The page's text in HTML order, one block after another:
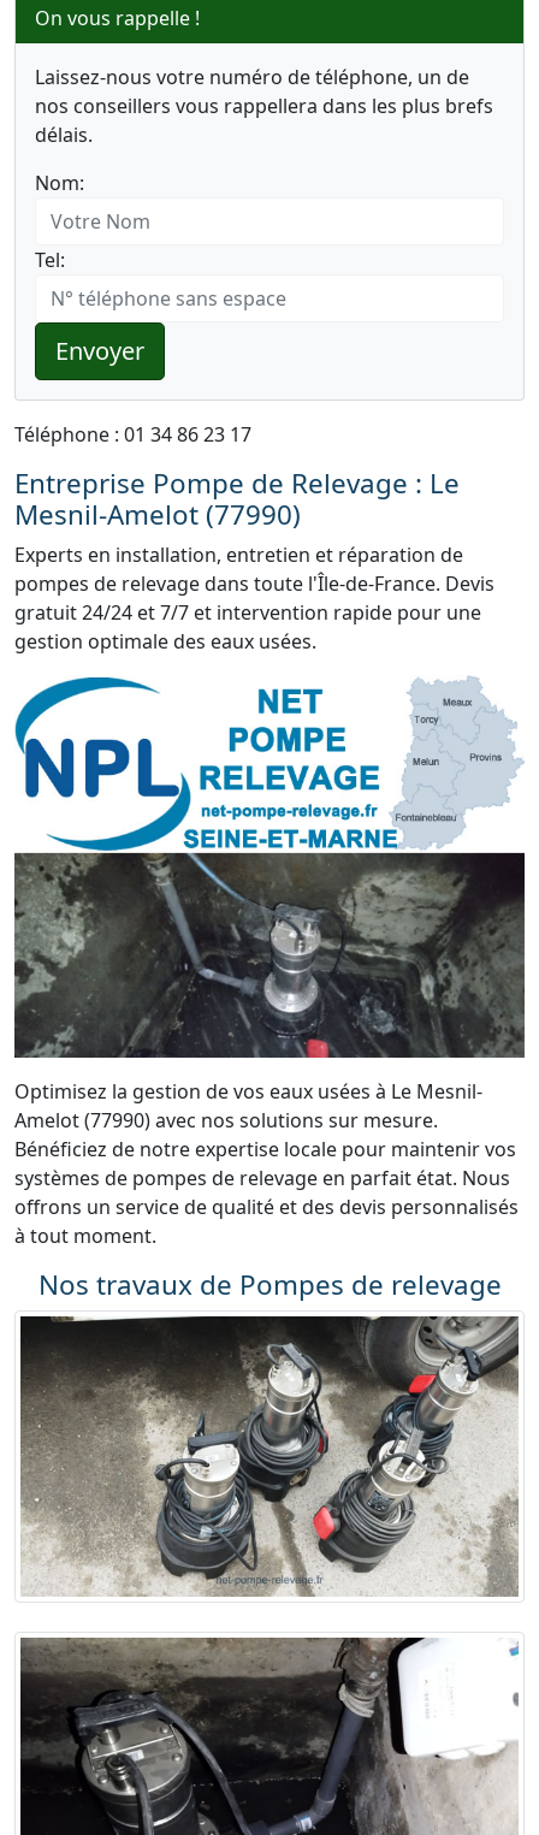
On vous rappelle !
Laissez-nous votre numéro de téléphone, un de
nos conseillers vous rappellera dans les plus brefs
délais.
Nom:
Tel:
Envoyer
Téléphone : 01 34 86 23 17
Entreprise Pompe de Relevage : Le
Mesnil-Amelot (77990)
Experts en installation, entretien et réparation de
pompes de relevage dans toute l'Île-de-France. Devis
gratuit 24/24 et 7/7 et intervention rapide pour une
gestion optimale des eaux usées.
Optimisez la gestion de vos eaux usées à Le Mesnil-
Amelot (77990) avec nos solutions sur mesure.
Bénéficiez de notre expertise locale pour maintenir vos
systèmes de pompes de relevage en parfait état. Nous
offrons un service de qualité et des devis personnalisés
à tout moment.
Nos travaux de Pompes de relevage